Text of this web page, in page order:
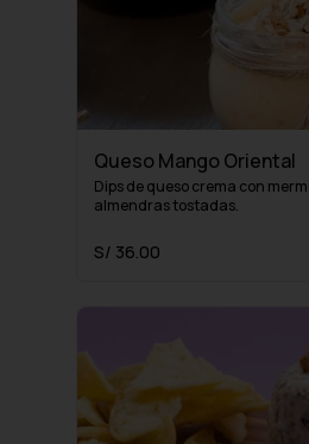
Queso Mango Oriental
Dips de queso crema con
almendras tostadas.
S/ 36.00